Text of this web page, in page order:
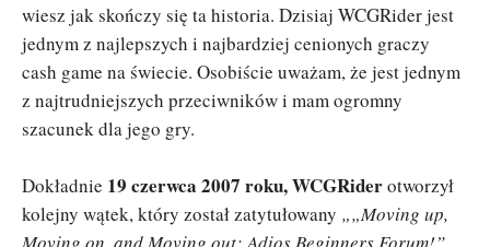
wiesz jak skończy się ta historia. Dzisiaj WCGRider jest
jednym z najlepszych i najbardziej cenionych graczy
cash game na świecie. Osobiście uważam, że jest jednym
z najtrudniejszych przeciwników i mam ogromny
szacunek dla jego gry.
Dokładnie 19 czerwca 2007 roku, WCGRiderotworzył
kolejny wątek, który został zatytułowany „„Moving up,